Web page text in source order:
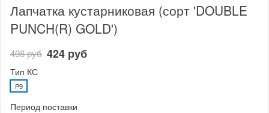
Лапчатка кустарниковая (сорт 'DOUBLE
PUNCH(R) GOLD')
498 руб 424 руб
Тип КС
P9
Период поставки